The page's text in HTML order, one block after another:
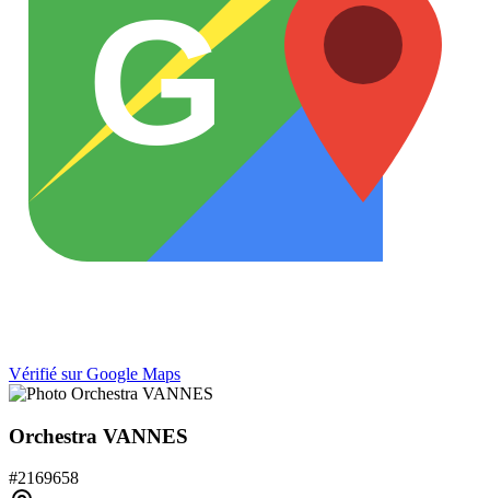
G
Vérifié sur Google Maps
Orchestra VANNES
#2169658